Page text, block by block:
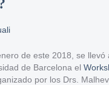
de este 2018, se llevó
de Barcelona el
por los Drs.